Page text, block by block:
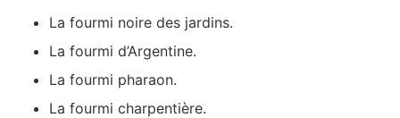
La fourmi noire des jardins.
La fourmi d’Argentine.
La fourmi pharaon.
La fourmi charpentière.